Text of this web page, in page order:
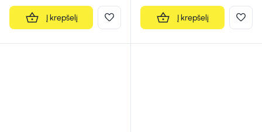
Į krepšelį Į krepšelį